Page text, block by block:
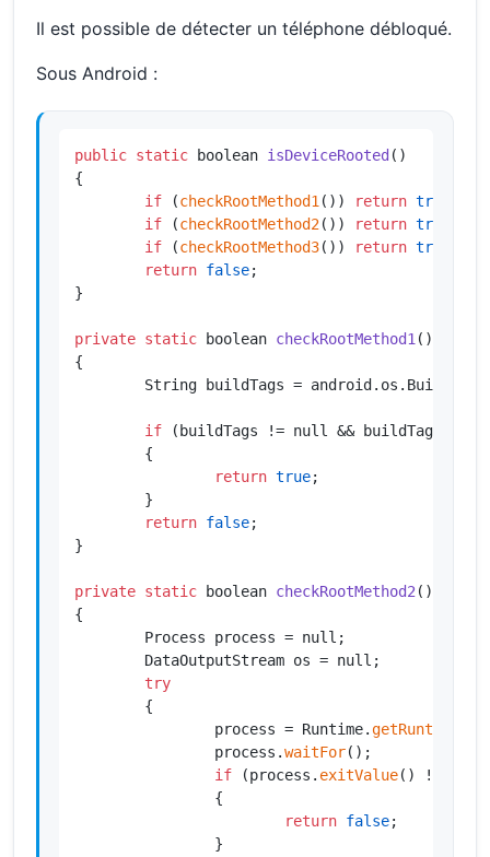
Il est possible de détecter un téléphone débloqué.
Sous Android :
public static boolean isDeviceRooted ()
{
if (checkRootMethod1 ()) return true
if (checkRootMethod2()) return true
if (checkRootMethod3()) return true
return false;
}
private static boolean checkRootMethod1 ()
{
String buildTags =
if (buildTags != null && buildTags.
        {
return true;
        }
return false;
}
private static boolean checkRootMethod2 ()
{
        Process process = null;
        DataOutputStream os = null;
try
        {
                process = Runtime.
getRuntime
                process.
waitFor();
if (process. exitValue() !=
                {
return false;
                }